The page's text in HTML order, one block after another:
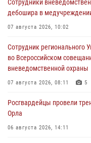
Сотрудники
дебошира в
07 августа 2026, 10:02
Сотрудник регионального
во Всероссийском
вневедомственной охраны
07 августа 2026, 08:11 5
Росгвардейцы провели
Орла
06 августа 2026, 14:11